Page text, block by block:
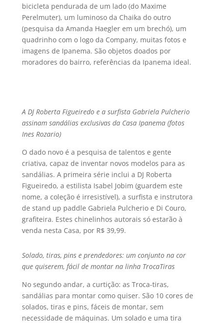
bicicleta pendurada de um lado (do Maxime
Perelmuter), um luminoso da Chaika do outro
(pesquisa da Amanda Haegler em um brechó), um
quadrinho com o logo da Company, muitas fotos e
imagens de Ipanema. São objetos doados por
moradores do bairro, referências da Ipanema ideal.
A DJ Roberta Figueiredo e a surfista Gabriela Pulcherio
assinam sandálias exclusivas da Casa Ipanema (fotos
Ines Rozario)
O dado novo é a pesquisa de talentos e gente
criativa, capaz de inventar novos modelos para as
sandálias. A primeira série inclui a DJ Roberta
Figueiredo, a estilista Isabel Jobim (guardem este
nome, a coleção é irresistí­vel), a surfista e instrutora
de stand up paddle Gabriela Pulcherio e Di Couro,
grafiteira. Estes chinelinhos autorais só estarão à
venda nesta Casa, por R$ 39,99.
Solado, tiras, pins e prendedores: um conjunto na cor
que quiserem, fácil de montar na linha TrocaTiras
No segundo andar, a curtição: as Troca-tiras,
sandálias para montar como quiser. São 10 cores de
solados, tiras e pins, fáceis de montar, sem
necessidade de máquinas. Um solado e uma tira